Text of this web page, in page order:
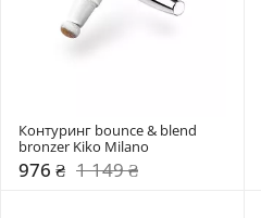
Контуринг bounce & blend
bronzer Kiko Milano
976 ₴ 1 149 ₴